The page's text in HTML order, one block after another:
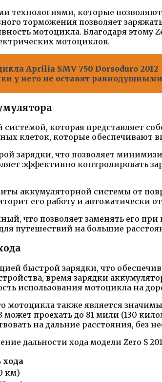
технологиями, которые
торможения позволяет
мотоцикла. Благодаря этому
мотоциклов.
Aprilia SMV 750 Dorsoduro
у него не оставят равнодушными
системой, которая представляет
клеток, которые обеспечивают
зарядки, что позволяет
эффективно контролировать
аккумуляторной системы от
его работу и автоматически
что позволяет заменять его
путешествий на большие
быстрой зарядки, что
время зарядки
использования мотоцикла на
мотоцикла также является
может проехать до 81 мили (130
на дальние расстояния, без
дальности хода модели Zero S
хода
км)